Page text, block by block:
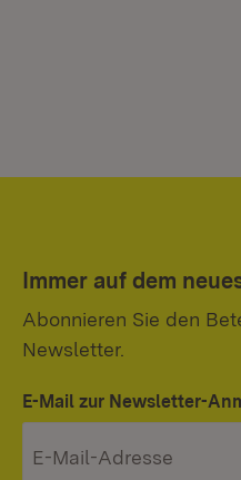
Immer auf dem
Abonnieren Sie den
Newsletter.
E-Mail zur Newsletter-